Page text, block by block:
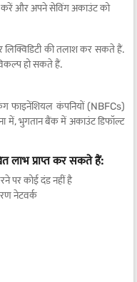
करें और अपने सेविंग अकाउंट को
की तलाश कर सकते हैं.
हो सकते हैं.
फाइनेंशियल कंपनियों (NBFCs)
में, भुगतान बैंक में अकाउंट डिफॉल्ट
लाभ प्राप्त कर सकते हैं:
पर कोई दंड नहीं है
नेटवर्क